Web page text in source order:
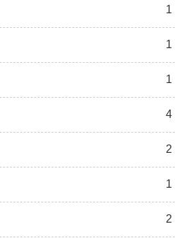
1
1
1
4
2
1
2